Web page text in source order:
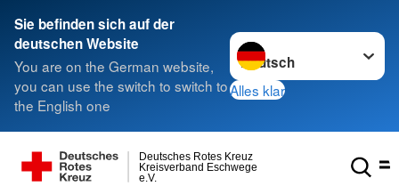
Sie befinden sich auf der
deutschen Website
You are on the German website,
you can use the switch to switch to
the English one
Sprache wechseln zu
Alles klar
e.V.
Kreisverband Eschwege
Deutsches Rotes Kreuz